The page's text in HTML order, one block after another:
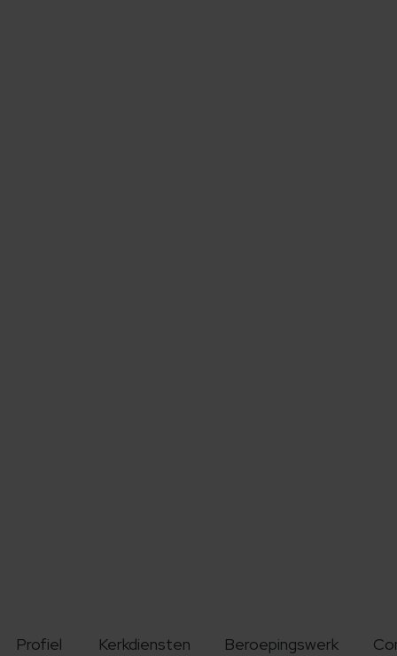
Profiel Kerkdiensten Beroepingswerk